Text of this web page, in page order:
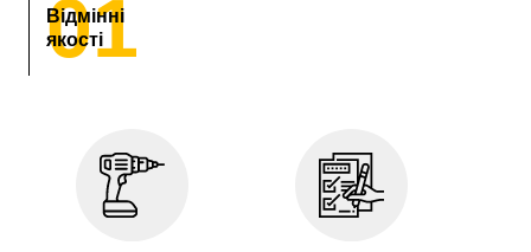
01
Відмінні
якості